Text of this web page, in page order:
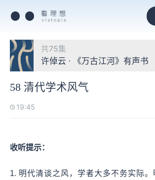
共75集
许倬云 · 《万古江河》有声书
58 清代学术风气
19:45
收听提示：
1. 明代清谈之风，学者大多不务实际